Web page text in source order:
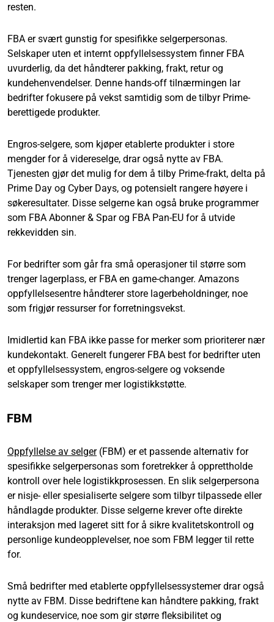
resten.
FBA er svært gunstig for spesifikke selgerpersonas.
Selskaper uten et internt oppfyllelsessystem finner FBA
uvurderlig, da det håndterer pakking, frakt, retur og
kundehenvendelser. Denne hands-off tilnærmingen lar
bedrifter fokusere på vekst samtidig som de tilbyr Prime-
berettigede produkter.
Engros-selgere, som kjøper etablerte produkter i store
mengder for å videreselge, drar også nytte av FBA.
Tjenesten gjør det mulig for dem å tilby Prime-frakt, delta på
Prime Day og Cyber Days, og potensielt rangere høyere i
søkeresultater. Disse selgerne kan også bruke programmer
som FBA Abonner & Spar og FBA Pan-EU for å utvide
rekkevidden sin.
For bedrifter som går fra små operasjoner til større som
trenger lagerplass, er FBA en game-changer. Amazons
oppfyllelsesentre håndterer store lagerbeholdninger, noe
som frigjør ressurser for forretningsvekst.
Imidlertid kan FBA ikke passe for merker som prioriterer nær
kundekontakt. Generelt fungerer FBA best for bedrifter uten
et oppfyllelsessystem, engros-selgere og voksende
selskaper som trenger mer logistikkstøtte.
FBM
Oppfyllelse av selger(FBM) er et passende alternativ for
spesifikke selgerpersonas som foretrekker å opprettholde
kontroll over hele logistikkprosessen. En slik selgerpersona
er nisje- eller spesialiserte selgere som tilbyr tilpassede eller
håndlagde produkter. Disse selgerne krever ofte direkte
interaksjon med lageret sitt for å sikre kvalitetskontroll og
personlige kundeopplevelser, noe som FBM legger til rette
for.
Små bedrifter med etablerte oppfyllelsessystemer drar også
nytte av FBM. Disse bedriftene kan håndtere pakking, frakt
og kundeservice, noe som gir større fleksibilitet og